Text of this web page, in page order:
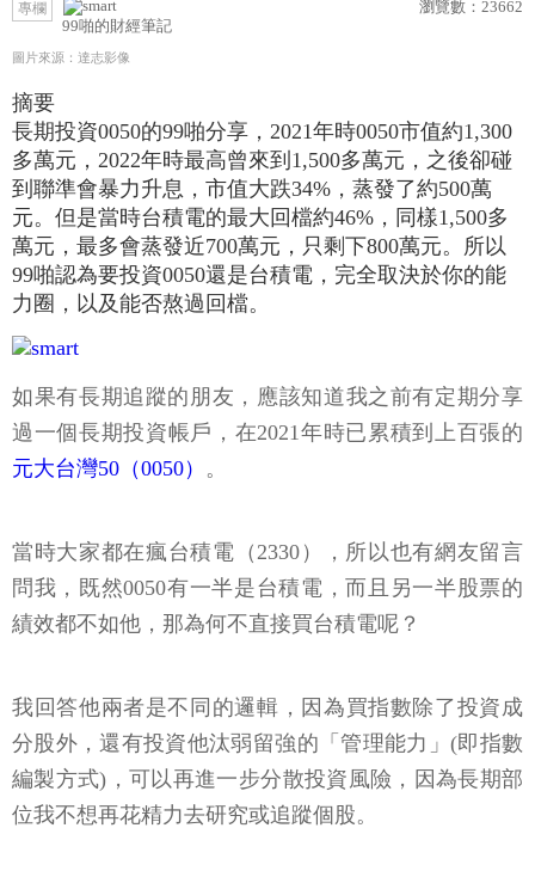
專欄
99啪的財經筆記
瀏覽數： 23662
圖片來源：達志影像
摘要
長期投資0050的99啪分享，2021年時0050市值約1,300
多萬元，2022年時最高曾來到1,500多萬元，之後卻碰
到聯準會暴力升息，市值大跌34%，蒸發了約500萬
元。但是當時台積電的最大回檔約46%，同樣1,500多
萬元，最多會蒸發近700萬元，只剩下800萬元。所以
99啪認為要投資0050還是台積電，完全取決於你的能
力圈，以及能否熬過回檔。
如果有長期追蹤的朋友，應該知道我之前有定期分享
過一個長期投資帳戶，在2021年時已累積到上百張的
元大台灣50（0050） 。
當時大家都在瘋台積電（2330），所以也有網友留言
問我，既然0050有一半是台積電，而且另一半股票的
績效都不如他，那為何不直接買台積電呢？
我回答他兩者是不同的邏輯，因為買指數除了投資成
分股外，還有投資他汰弱留強的「管理能力」(即指數
編製方式)，可以再進一步分散投資風險，因為長期部
位我不想再花精力去研究或追蹤個股。